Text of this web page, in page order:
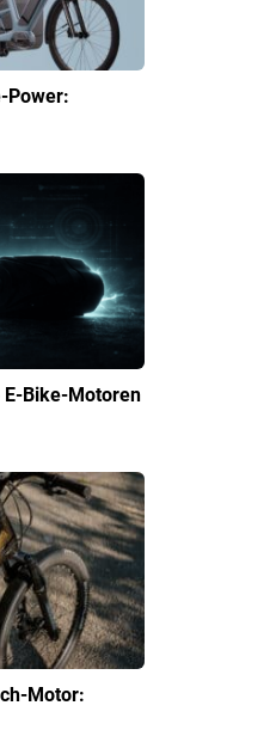
Power:
E-Bike-Motoren
Motor: